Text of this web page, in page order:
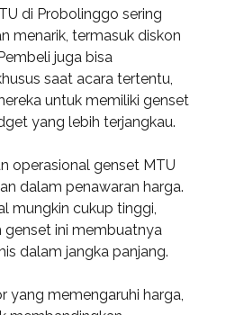
di Probolinggo sering
menarik, termasuk diskon
juga bisa
saat acara tertentu,
untuk memiliki genset
yang lebih terjangkau.
operasional genset MTU
dalam penawaran harga.
mungkin cukup tinggi,
genset ini membuatnya
dalam jangka panjang.
yang memengaruhi harga,